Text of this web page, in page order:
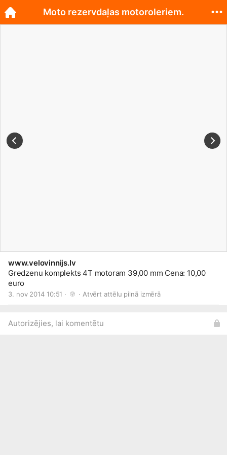
www.velovinnijs.lv
Gredzenu komplekts 4T motoram 39,00 mm Cena: 10,00
euro
3. nov 2014 10:51 · · Atvērt attēlu pilnā izmērā
Autorizējies, lai komentētu
Moto rezervdaļas motoroleriem.